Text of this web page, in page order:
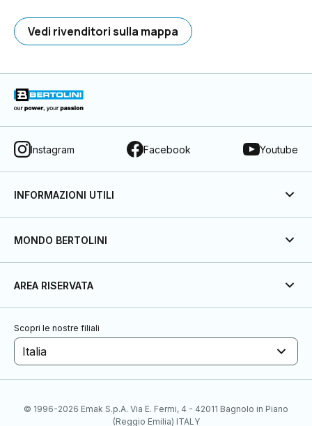
Vedi rivenditori sulla mappa
Instagram Facebook Youtube
INFORMAZIONI UTILI
MONDO BERTOLINI
AREA RISERVATA
Scopri le nostre filiali
Italia
© 1996-2026 Emak S.p.A. Via E. Fermi, 4 - 42011 Bagnolo in Piano
(Reggio Emilia) ITALY